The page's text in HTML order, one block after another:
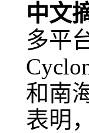
中文
多平
和南
表明